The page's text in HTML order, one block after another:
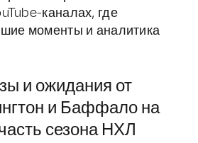
каналах, где
моменты и аналитика
и ожидания от
и Баффало на
сезона НХЛ